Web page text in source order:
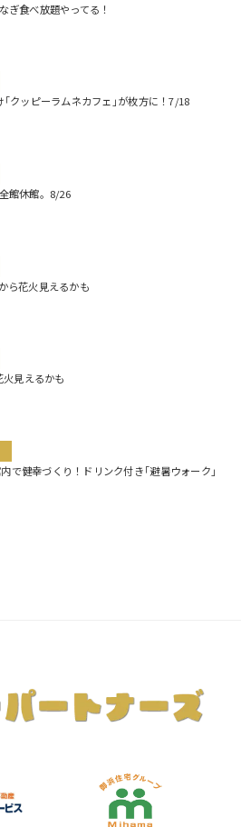
ぎ食べ放題やってる！
｢クッピーラムネカフェ｣が枚方に！7/18
館休館。8/26
ら花火見えるかも
見えるかも
で健幸づくり！ドリンク付き｢避暑ウォーク｣